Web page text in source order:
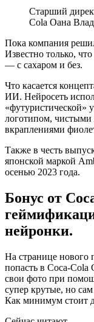
Старший
Cola Оана Влад
Пока компания
Известно только,
— с сахаром и без.
Что касается
ИИ. Нейросеть
«футуристической»
логотипом,
вкраплениями
Также в честь
японской маркой
осенью 2023 года.
Бонус от
нейронки.
На странице нового
попасть в
свои фото при
супер крутые, но
Как минимум стоит